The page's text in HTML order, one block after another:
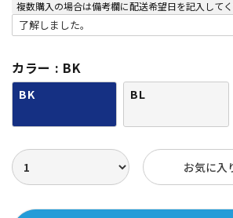
複数購入の場合は備考欄に配送希望日を記入してく
カラー BK
BK BL
お気に入